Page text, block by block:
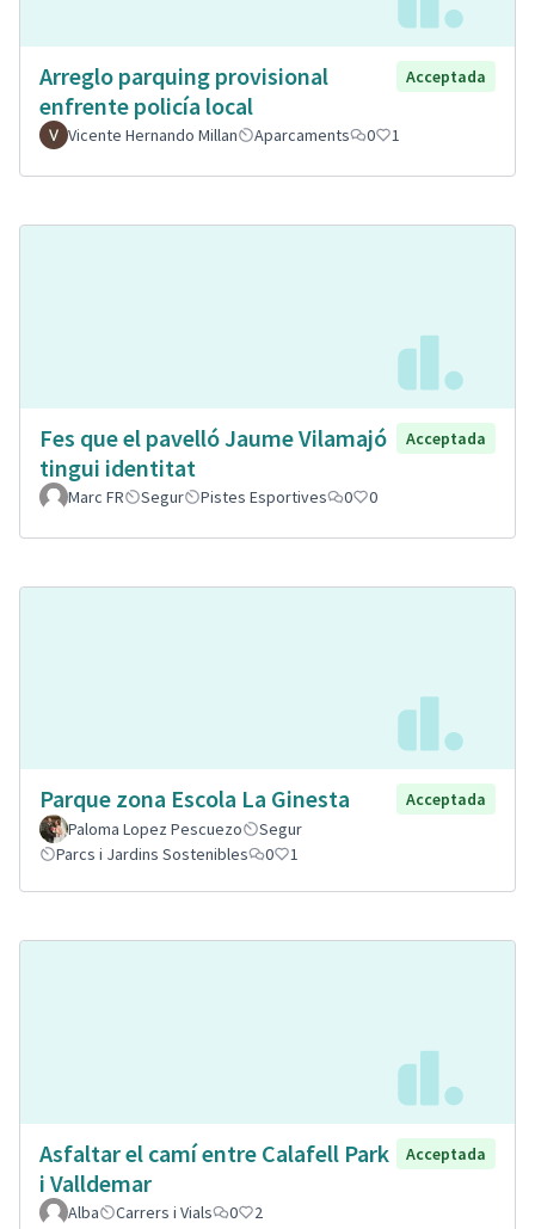
Arreglo parquing provisional
enfrente policía local
Acceptada
Vicente Hernando Millan Aparcaments 0 1
Fes que el pavelló Jaume Vilamajó
tingui identitat
Acceptada
Marc FR Segur Pistes Esportives 0 0
Parque zona Escola La Ginesta
Acceptada
Paloma Lopez Pescuezo
Segur
Parcs i Jardins Sostenibles
0 1
Asfaltar el camí entre Calafell Park
i Valldemar
Acceptada
Alba Carrers i Vials 0 2